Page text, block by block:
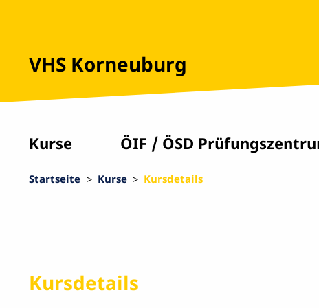
VHS Korneuburg
Kurse ÖIF / ÖSD
Startseite Kurse Kursdetails
Kursdetails